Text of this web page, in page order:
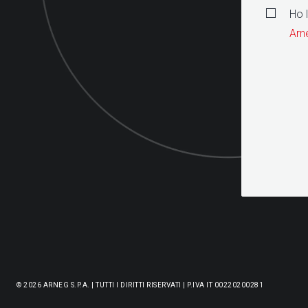
Ho
© 2026 ARNEG S.P.A. | TUTTI I DIRITTI RISERVATI | P.IVA IT 00220200281